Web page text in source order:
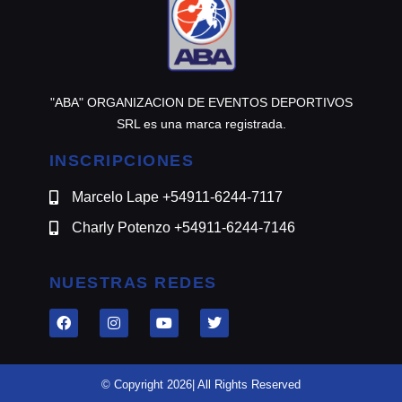
"ABA" ORGANIZACION DE EVENTOS DEPORTIVOS
SRL es una marca registrada.
INSCRIPCIONES
Marcelo Lape +54911-6244-7117
Charly Potenzo +54911-6244-7146
NUESTRAS REDES
© Copyright 2026| All Rights Reserved